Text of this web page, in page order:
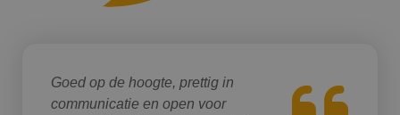
Goed op de hoogte, prettig in
communicatie en open voor